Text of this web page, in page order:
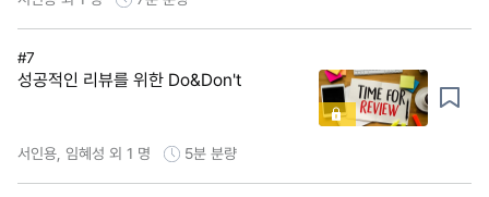
#7
성공적인 리뷰를 위한 Do&Don't
서인용, 임혜성 외 1 명 5분 분량